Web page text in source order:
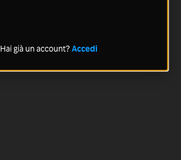
Hai già un account?Accedi